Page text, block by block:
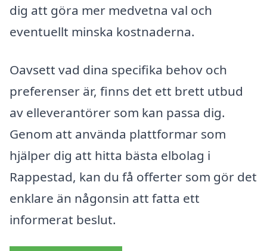
dig att göra mer medvetna val och
eventuellt minska kostnaderna.
Oavsett vad dina specifika behov och
preferenser är, finns det ett brett utbud
av elleverantörer som kan passa dig.
Genom att använda plattformar som
hjälper dig att hitta bästa elbolag i
Rappestad, kan du få offerter som gör det
enklare än någonsin att fatta ett
informerat beslut.